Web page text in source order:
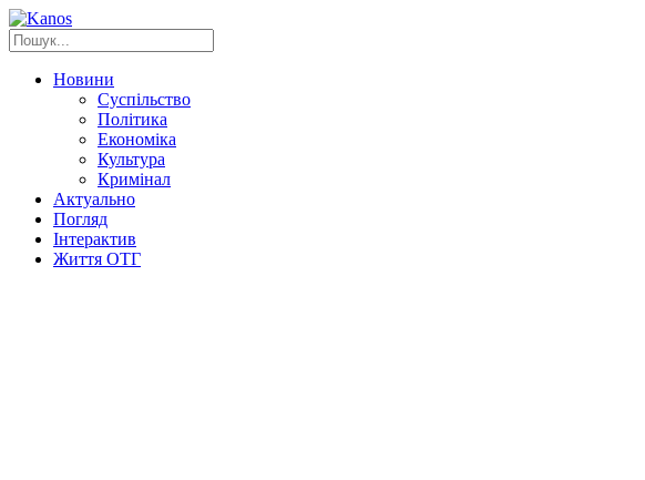
Новини
Суспільство
Політика
Економіка
Культура
Кримінал
Актуально
Погляд
Інтерактив
Життя ОТГ